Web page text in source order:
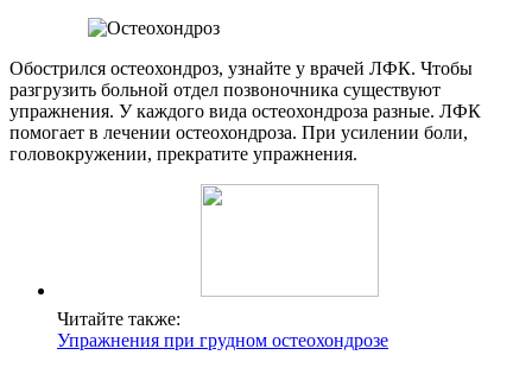
Обострился остеохондроз, узнайте у врачей ЛФК. Чтобы
разгрузить больной отдел позвоночника существуют
упражнения. У каждого вида остеохондроза разные. ЛФК
помогает в лечении остеохондроза. При усилении боли,
головокружении, прекратите упражнения.
Читайте также:
Упражнения при грудном остеохондрозе